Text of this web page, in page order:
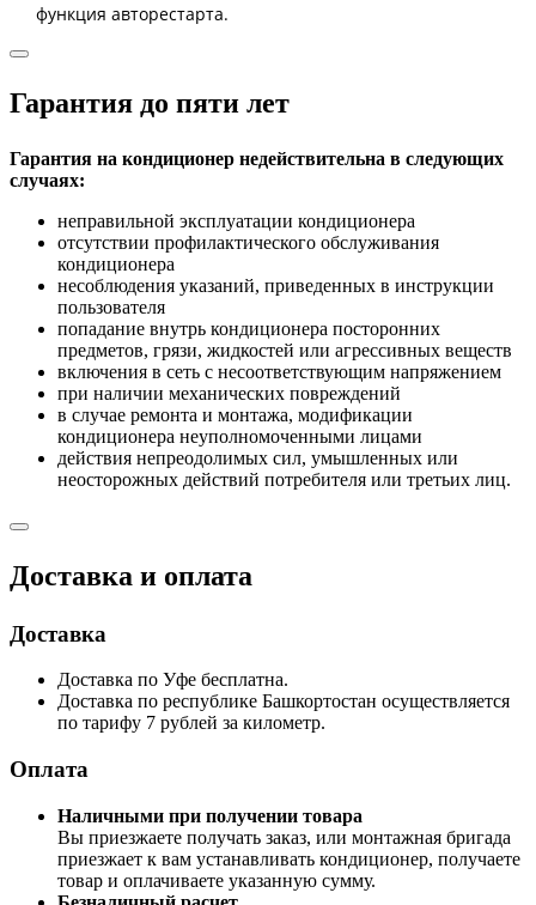
функция авторестарта.
Гарантия до пяти лет
Гарантия на кондиционер недействительна в следующих
случаях:
неправильной эксплуатации кондиционера
отсутствии профилактического обслуживания
кондиционера
несоблюдения указаний, приведенных в инструкции
пользователя
попадание внутрь кондиционера посторонних
предметов, грязи, жидкостей или агрессивных веществ
включения в сеть с несоответствующим напряжением
при наличии механических повреждений
в случае ремонта и монтажа, модификации
кондиционера неуполномоченными лицами
действия непреодолимых сил, умышленных или
неосторожных действий потребителя или третьих лиц.
Доставка и оплата
Доставка
Доставка по Уфе бесплатна.
Доставка по республике Башкортостан осуществляется
по тарифу 7 рублей за километр.
Оплата
Наличными при получении товара
Вы приезжаете получать заказ, или монтажная бригада
приезжает к вам устанавливать кондиционер, получаете
товар и оплачиваете указанную сумму.